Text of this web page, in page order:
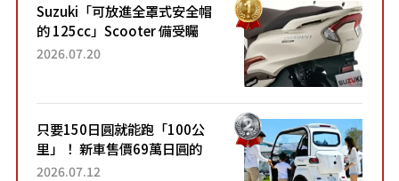
Suzuki「可放進全罩式安全帽
的 125cc」Scooter 備受矚
目！採用全新流線設計與各項
2026.07.20
只要150日圓就能跑「100公
里」！ 新車售價69萬日圓的
「3人座」Trike大受歡迎！ 順
2026.07.12